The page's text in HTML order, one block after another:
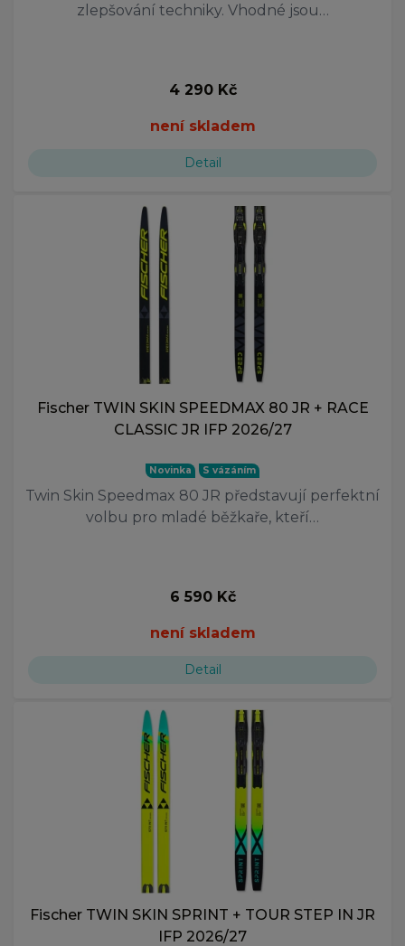
zlepšování techniky. Vhodné jsou…
4 290 Kč
není skladem
Detail
Fischer TWIN SKIN SPEEDMAX 80 JR + RACE
CLASSIC JR IFP 2026/27
Novinka S vázáním
Twin Skin Speedmax 80 JR představují perfektní
volbu pro mladé běžkaře, kteří…
6 590 Kč
není skladem
Detail
Fischer TWIN SKIN SPRINT + TOUR STEP IN JR
IFP 2026/27